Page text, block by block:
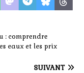
: comprendre
eaux et les prix
SUIVANT